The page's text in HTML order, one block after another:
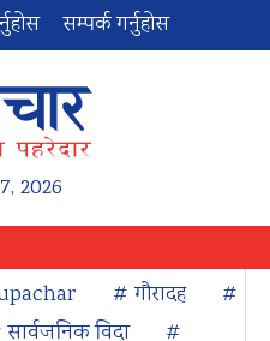
सम्पर्क गर्नुहोस
2026
# गौरादह
#
विदा
#